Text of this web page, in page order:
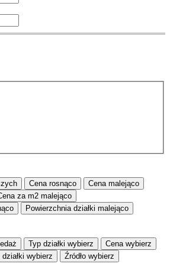
Cenarosnąco Cenamalejąco
za m2 malejąco
Powierzchnia działki malejąco
Typ działki wybierz Cena wybierz
działki wybierz Źródło wybierz